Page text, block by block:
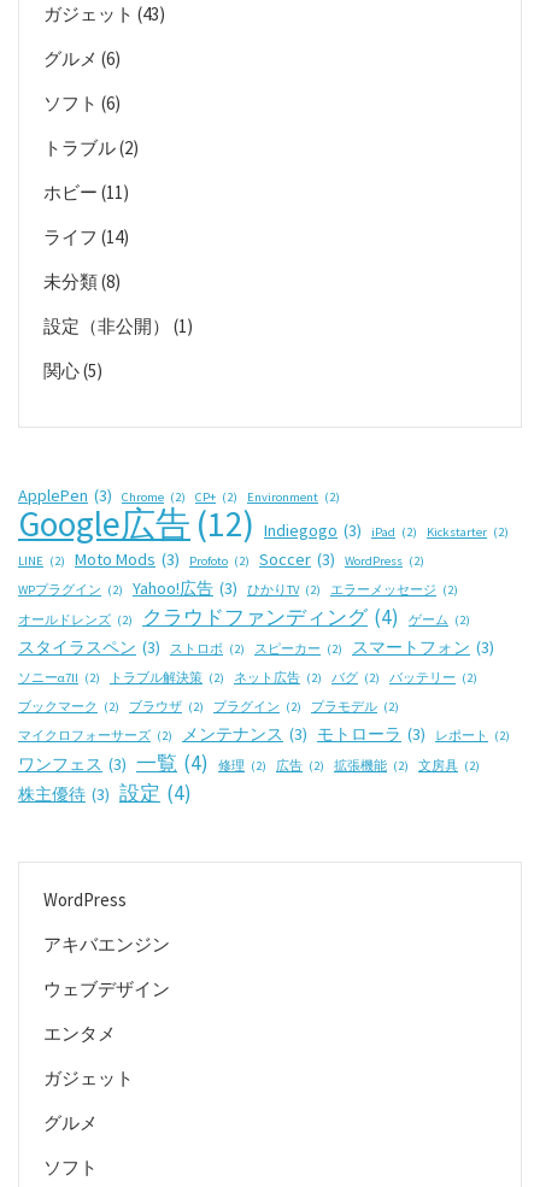
ガジェット (43)
グルメ (6)
ソフト (6)
トラブル(2)
ホビー (11)
ライフ (14)
未分類(8)
設定（非公開）
(1)
関心(5)
ApplePen (3) Chrome (2) CP+ (2) Environment (2)
Google広告 (12) Indiegogo (3) iPad (2) Kickstarter (2)
LINE (2) Moto Mods (3) Profoto (2) Soccer (3) WordPress (2)
WPプラグイン (2) Yahoo!広告 (3) ひかりTV (2) エラーメッセージ (2)
オールドレンズ (2) クラウドファンディング (4) ゲーム (2)
スタイラスペン (3) ストロボ (2) スピーカー (2) スマートフォン (3)
ソニーα7II (2) トラブル解決策 (2) ネット広告 (2) バグ (2) バッテリー (2)
ブックマーク
(2) ブラウザ (2) プラグイン (2) プラモデル (2)
マイクロフォーサーズ (2) メンテナンス (3) モトローラ (3) レポート (2)
ワンフェス (3) 一覧 (4) 修理 (2) 広告 (2) 拡張機能 (2) 文房具 (2)
株主優待 (3) 設定 (4)
WordPress
アキバエンジン
ウェブデザイン
エンタメ
ガジェット
グルメ
ソフト